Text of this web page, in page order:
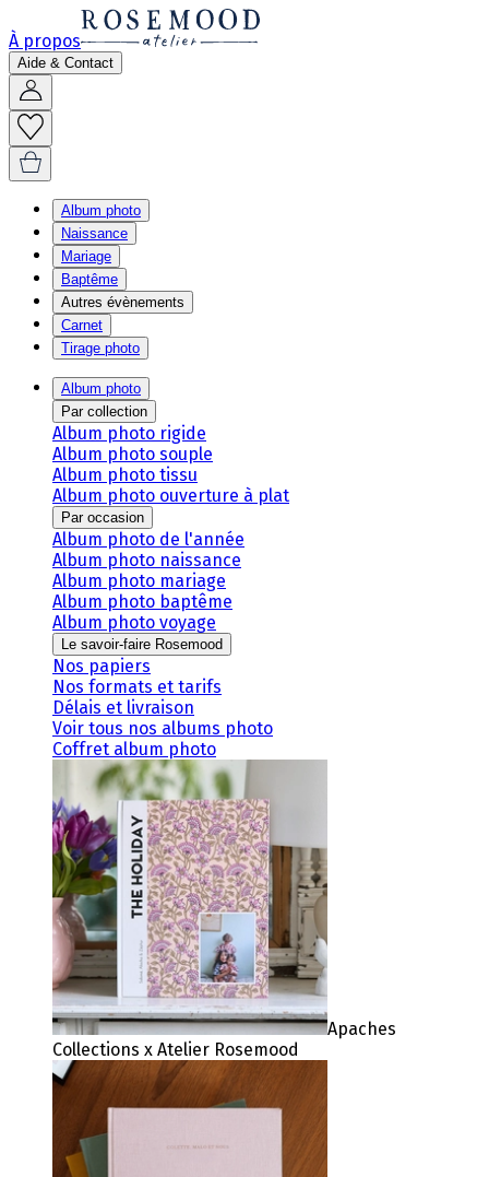
À propos
Aide & Contact
Album photo
Naissance
Mariage
Baptême
Autres évènements
Carnet
Tirage photo
Album photo
Par collection
Album photo rigide
Album photo souple
Album photo tissu
Album photo ouverture à plat
Par occasion
Album photo de l'année
Album photo naissance
Album photo mariage
Album photo baptême
Album photo voyage
Le savoir-faire Rosemood
Nos papiers
Nos formats et tarifs
Délais et livraison
Voir tous nos albums photo
Coffret album photo
Apaches
Collections x Atelier Rosemood